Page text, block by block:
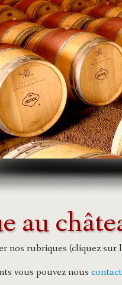
au
nos rubriques (cliquez
vous pouvez nous